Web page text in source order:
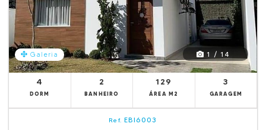
Galeria 1 / 14
4
DORM
2
BANHEIRO
129
ÁREA M2
3
GARAGEM
Ref. EBI6003